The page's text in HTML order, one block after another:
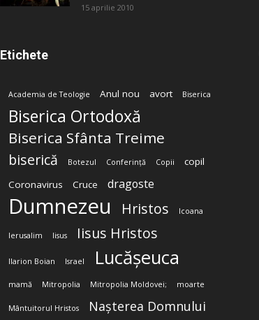
15 aprilie 2010
Etichete
Academia de Teologie Anul nou avort Biserica
Biserica Ortodoxă
Biserica Sfânta Treime
biserică Botezul Conferință Copii
copil
Coronavirus
Cruce dragoste
Dumnezeu Hristos Icoana
Ierusalim Iisus Iisus Hristos
Ilarion Boian Israel Lucășeuca
mamă Mitropolia Mitropolia Moldovei; moarte
Mântuitorul Hristos Nașterea Domnului